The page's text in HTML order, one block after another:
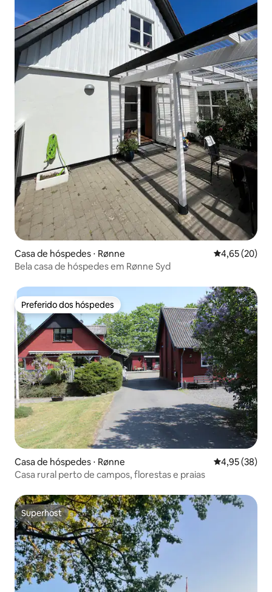
Casa de hóspedes ⋅ Rønne 4,65 de uma
4,65 (20)
Bela casa de hóspedes em Rønne Syd
Preferido dos hóspedes
Preferido dos hóspedes
Casa de hóspedes ⋅ Rønne 4,95 de uma
4,95 (38)
Casa rural perto de campos, florestas e praias
Superhost
Superhost